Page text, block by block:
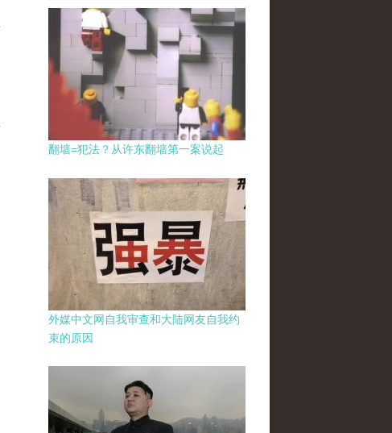
翻墙=犯法？从许东翻墙第一案说起
外媒中文网自我审查和大陆网友自我约
束的原因